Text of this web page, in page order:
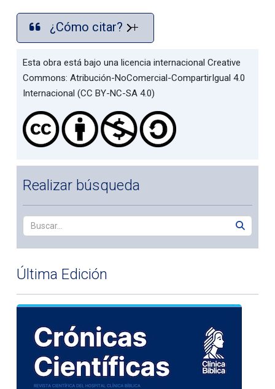
¿Cómo citar?
Esta obra está bajo una licencia internacional Creative
Commons: Atribución-NoComercial-CompartirIgual 4.0
Internacional (CC BY-NC-SA 4.0)
Realizar búsqueda
Última Edición